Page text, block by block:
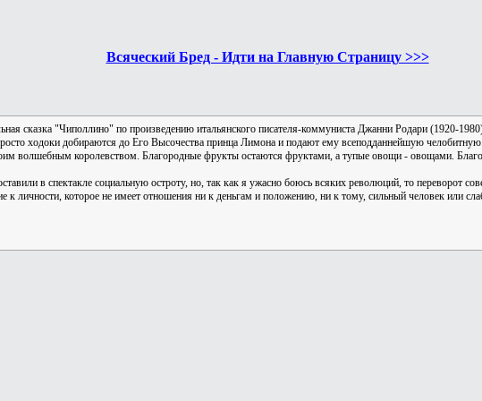
Всяческий Бред - Идти на Главную Страницу >>>
сказка "Чиполлино" по произведению итальянского писателя-коммуниста Джанни Родари (1920-
ходоки добираются до Его Высочества принца Лимона и подают ему всеподданнейшую
волшебным королевством. Благородные фрукты остаются фруктами, а тупые овощи - овощами.
в спектакле социальную остроту, но, так как я ужасно боюсь всяких революций, то переворот
к личности, которое не имеет отношения ни к деньгам и положению, ни к тому, сильный человек или